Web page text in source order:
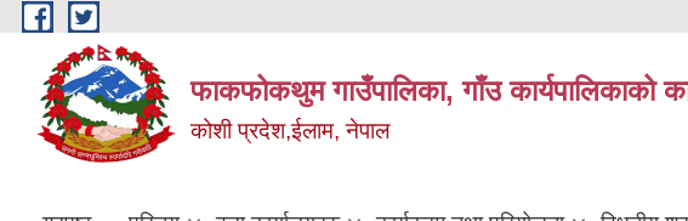
Skip to main content
फाकफोकथुम गाउँपालिका, गाँउ कार्यपालिकाको
कोशी प्रदेश,ईलाम, नेपाल